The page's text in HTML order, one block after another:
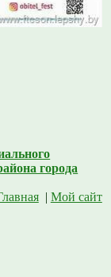
города
| Мой сайт